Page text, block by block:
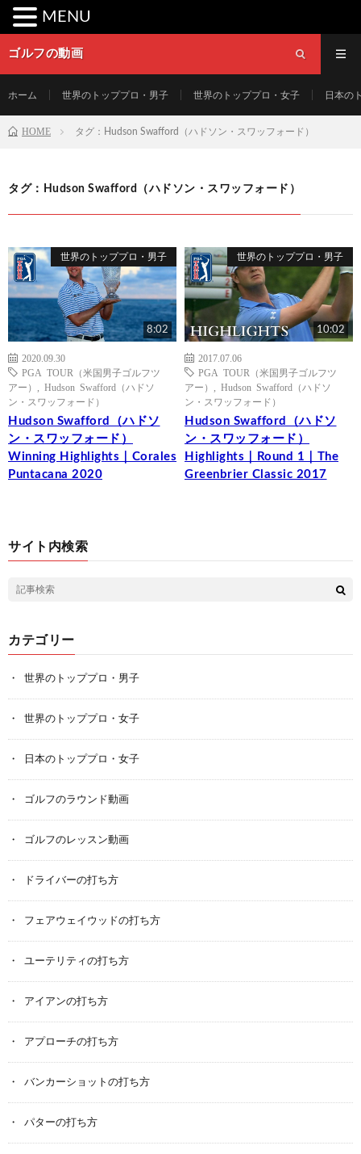
ゴルフの動画
ホーム 世界のトッププロ・男子 世界のトッププロ・女子 日本の
HOME タグ：Hudson Swafford（ハドソン・スワッフォード）
タグ：Hudson Swafford（ハドソン・スワッフォード）
世界のトッププロ・男子
8:02
2020.09.30
PGA TOUR（米国男子ゴルフツ
アー）
Hudson Swafford（ハドソ
ン・スワッフォード）
Hudson Swafford（ハドソ
ン・スワッフォード）
Winning Highlights｜Corales
Puntacana 2020
世界のトッププロ・男子
10:02
2017.07.06
PGA TOUR（米国男子ゴルフツ
アー）
Hudson Swafford（ハドソ
ン・スワッフォード）
Hudson Swafford（ハドソ
ン・スワッフォード）
Highlights｜Round 1｜The
Greenbrier Classic 2017
サイト内検索
カテゴリー
世界のトッププロ・男子
世界のトッププロ・女子
日本のトッププロ・女子
ゴルフのラウンド動画
ゴルフのレッスン動画
ドライバーの打ち方
フェアウェイウッドの打ち方
ユーテリティの打ち方
アイアンの打ち方
アプローチの打ち方
バンカーショットの打ち方
パターの打ち方
MENU